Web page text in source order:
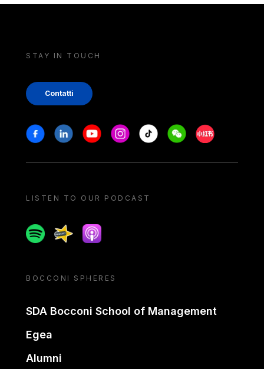
STAY IN TOUCH
Contatti
Stay in touch
FacebookLinkedinYoutubeInstagram
Tiktok WeechatXiaohongshu/
LISTEN TO OUR PODCAST
SpotifySpreakerApple podcast
BOCCONI SPHERES
SDA Bocconi School of Management
Egea
Alumni